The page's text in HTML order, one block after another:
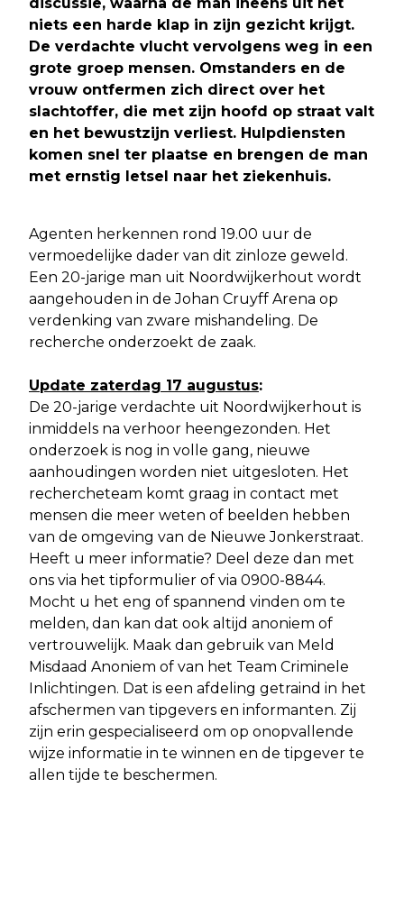
discussie, waarna de man ineens uit het
niets een harde klap in zijn gezicht krijgt.
De verdachte vlucht vervolgens weg in een
grote groep mensen. Omstanders en de
vrouw ontfermen zich direct over het
slachtoffer, die met zijn hoofd op straat valt
en het bewustzijn verliest. Hulpdiensten
komen snel ter plaatse en brengen de man
met ernstig letsel naar het ziekenhuis.
Agenten herkennen rond 19.00 uur de
vermoedelijke dader van dit zinloze geweld.
Een 20-jarige man uit Noordwijkerhout wordt
aangehouden in de Johan Cruyff Arena op
verdenking van zware mishandeling. De
recherche onderzoekt de zaak.
Update zaterdag 17 augustus:
De 20-jarige verdachte uit Noordwijkerhout is
inmiddels na verhoor heengezonden. Het
onderzoek is nog in volle gang, nieuwe
aanhoudingen worden niet uitgesloten. Het
rechercheteam komt graag in contact met
mensen die meer weten of beelden hebben
van de omgeving van de Nieuwe Jonkerstraat.
Heeft u meer informatie? Deel deze dan met
ons via het tipformulier of via 0900-8844.
Mocht u het eng of spannend vinden om te
melden, dan kan dat ook altijd anoniem of
vertrouwelijk. Maak dan gebruik van Meld
Misdaad Anoniem of van het Team Criminele
Inlichtingen. Dat is een afdeling getraind in het
afschermen van tipgevers en informanten. Zij
zijn erin gespecialiseerd om op onopvallende
wijze informatie in te winnen en de tipgever te
allen tijde te beschermen.